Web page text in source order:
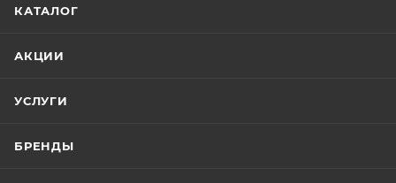
КАТАЛОГ
АКЦИИ
УСЛУГИ
БРЕНДЫ